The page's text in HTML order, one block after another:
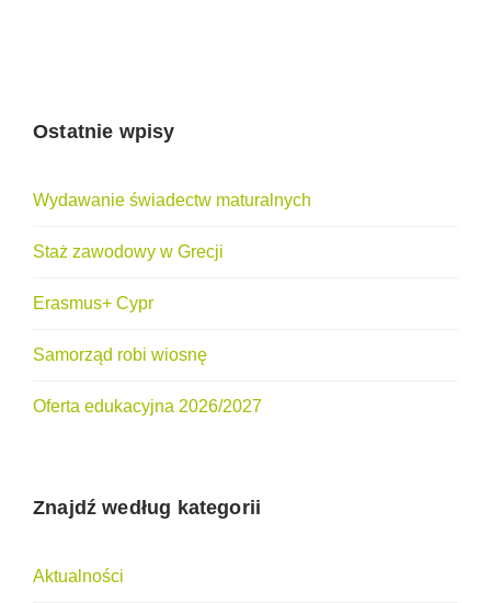
Ostatnie wpisy
Wydawanie świadectw maturalnych
Staż zawodowy w Grecji
Erasmus+ Cypr
Samorząd robi wiosnę
Oferta edukacyjna 2026/2027
Znajdź według kategorii
Aktualności